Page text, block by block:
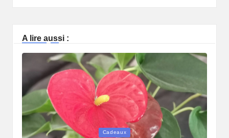
A lire aussi :
Cadeaux